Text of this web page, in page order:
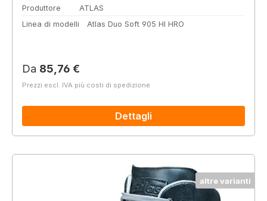
Produttore
ATLAS
Linea di modelli
Atlas Duo Soft 905 HI HRO
Prezzo normale:
Da 85,76 €
Prezzi escl. IVA più costi di spedizione
Dettagli
altre varianti